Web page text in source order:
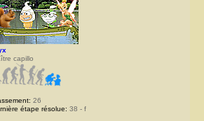
capillo
26
étape résolue: 38 - f